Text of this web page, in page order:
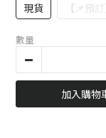
現貨 【📌預訂
數量
加入購物